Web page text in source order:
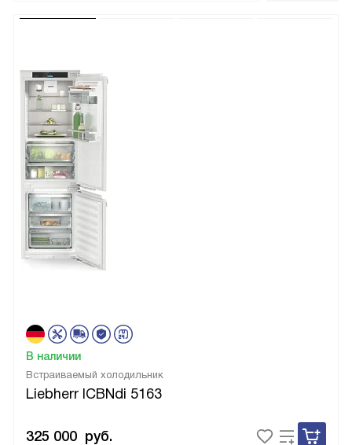
Встраиваемый холодильник
Liebherr ICBNdi 5163
В наличии
325 000 руб.